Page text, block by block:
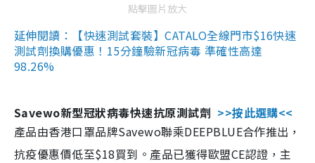
點擊圖片放大
延伸閱讀：【快速測試套裝】CATALO全線門市$16快速
測試劑換購優惠！15分鐘驗新冠病毒 準確性高達
98.26%
Savewo新型冠狀病毒快速抗原測試劑 >>按此選購<<
產品由香港口罩品牌Savewo聯乘DEEPBLUE合作推出，
抗疫優惠價低至$18買到。產品已獲得歐盟CE認證，主